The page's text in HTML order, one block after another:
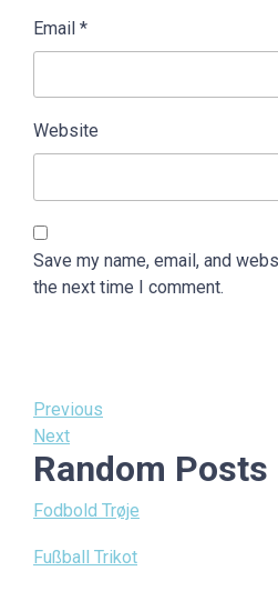
Email *
Website
Save my name, email, and
the next time I comment.
Post
navigation
Previous
Post
Previous
Next
Post
Next
Random Posts
Fodbold Trøje
Fußball Trikot